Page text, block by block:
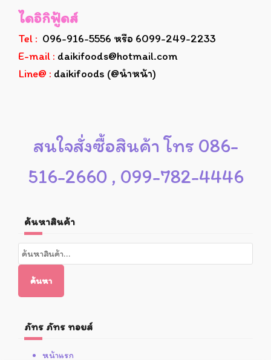
ไดอิกิฟู้ดส์
Tel : 096-916-5556 หรือ 6099-249-2233
E-mail : daikifoods@hotmail.com
Line@ : daikifoods (@นำหน้า)
สนใจสั่งซื้อสินค้า โทร 086-
516-2660 , 099-782-4446
ค้นหาสินค้า
ค้นหา:
ค้นหา
ภัทร ภัทร ทอยส์
หน้าแรก